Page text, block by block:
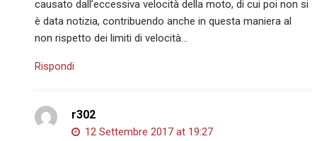
causato dall’eccessiva velocità della moto, di cui poi non si
è data notizia, contribuendo anche in questa maniera al
non rispetto dei limiti di velocità…
Rispondi
r302
12 Settembre 2017 at 19:27